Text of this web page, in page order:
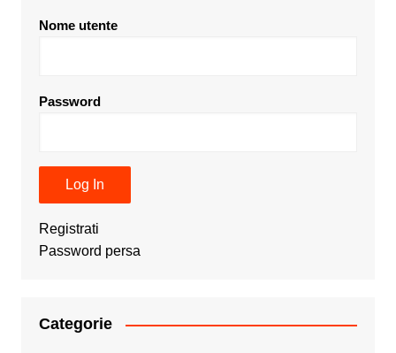
Nome utente
Password
Registrati
Password persa
Categorie